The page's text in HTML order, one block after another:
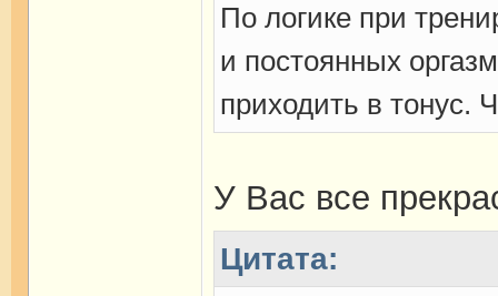
По логике при
и постоянных
приходить в тонус.
У Вас все
Цитата: